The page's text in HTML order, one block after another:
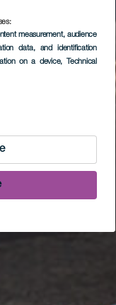
measurement, audience
data, and identification
on a device, Technical